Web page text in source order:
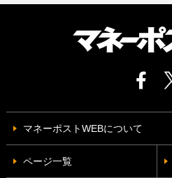
マネーポストWEBについて
ページ一覧